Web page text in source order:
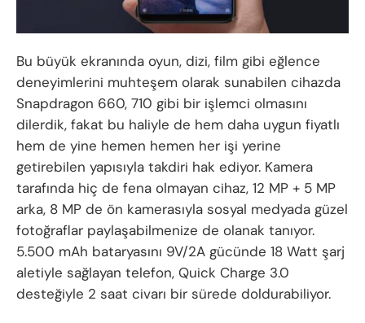
Bu büyük ekranında oyun, dizi, film gibi eğlence
deneyimlerini muhteşem olarak sunabilen cihazda
Snapdragon 660, 710 gibi bir işlemci olmasını
dilerdik, fakat bu haliyle de hem daha uygun fiyatlı
hem de yine hemen hemen her işi yerine
getirebilen yapısıyla takdiri hak ediyor. Kamera
tarafında hiç de fena olmayan cihaz, 12 MP + 5 MP
arka, 8 MP de ön kamerasıyla sosyal medyada güzel
fotoğraflar paylaşabilmenize de olanak tanıyor.
5.500 mAh bataryasını 9V/2A gücünde 18 Watt şarj
aletiyle sağlayan telefon, Quick Charge 3.0
desteğiyle 2 saat civarı bir sürede doldurabiliyor.